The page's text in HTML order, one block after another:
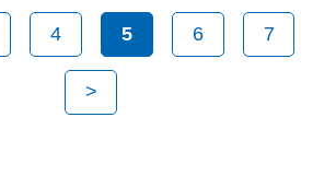
4 5 6 7
>